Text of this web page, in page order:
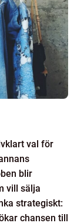
val för
blir
vill sälja
strategiskt:
chansen till